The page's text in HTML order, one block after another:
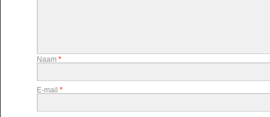
Naam *
E-mail *